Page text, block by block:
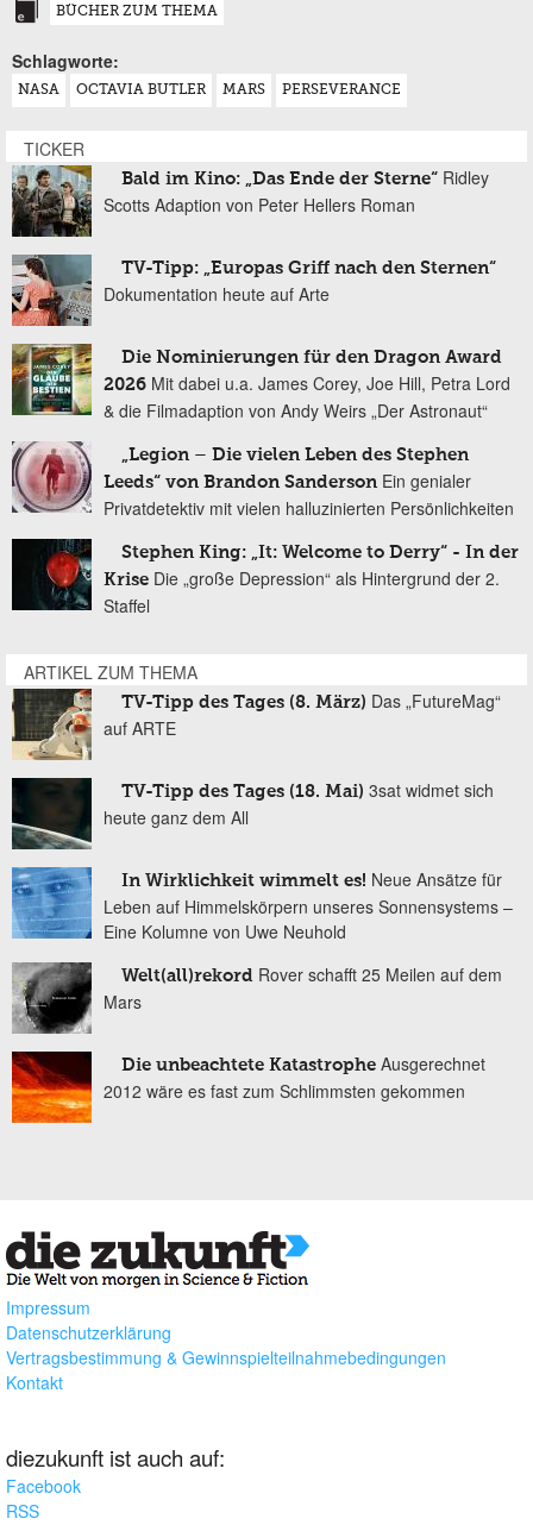
BÜCHER ZUM THEMA
Schlagworte:
NASA OCTAVIA BUTLER MARS PERSEVERANCE
TICKER
Bald im Kino: „Das Ende der Sterne“ Ridley
Scotts Adaption von Peter Hellers Roman
TV-Tipp: „Europas Griff nach den Sternen“
Dokumentation heute auf Arte
Die Nominierungen für den Dragon Award
2026 Mit dabei u.a. James Corey, Joe Hill, Petra Lord
& die Filmadaption von Andy Weirs „Der Astronaut“
„Legion – Die vielen Leben des Stephen
Leeds“ von Brandon Sanderson Ein genialer
Privatdetektiv mit vielen halluzinierten Persönlichkeiten
Stephen King: „It: Welcome to Derry“ - In der
Krise Die „große Depression“ als Hintergrund der 2.
Staffel
ARTIKEL ZUM THEMA
TV-Tipp des Tages (8. März) Das „FutureMag“
auf ARTE
TV-Tipp des Tages (18. Mai) 3sat widmet sich
heute ganz dem All
In Wirklichkeit wimmelt es! Neue Ansätze für
Leben auf Himmelskörpern unseres Sonnensystems –
Eine Kolumne von Uwe Neuhold
Welt(all)rekord Rover schafft 25 Meilen auf dem
Mars
Die unbeachtete Katastrophe Ausgerechnet
2012 wäre es fast zum Schlimmsten gekommen
Impressum
Datenschutzerklärung
Vertragsbestimmung & Gewinnspielteilnahmebedingungen
Kontakt
diezukunft ist auch auf:
Facebook
RSS